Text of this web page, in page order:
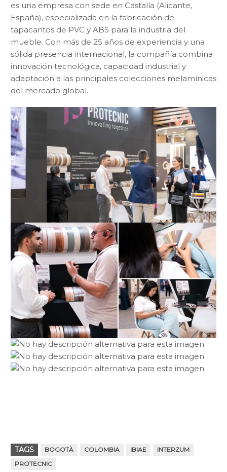
es una empresa con sede en Castalla (Alicante,
España), especializada en la fabricación de
tapacantos de PVC y ABS para la industria del
mueble. Con más de 25 años de experiencia y una
sólida presencia internacional, la compañía combina
innovación tecnológica, capacidad industrial y
adaptación a las principales colecciones melamínicas
del mercado global.
TAGS BOGOTÀ COLOMBIA IBIAE
INTERZUM
PROTECNIC